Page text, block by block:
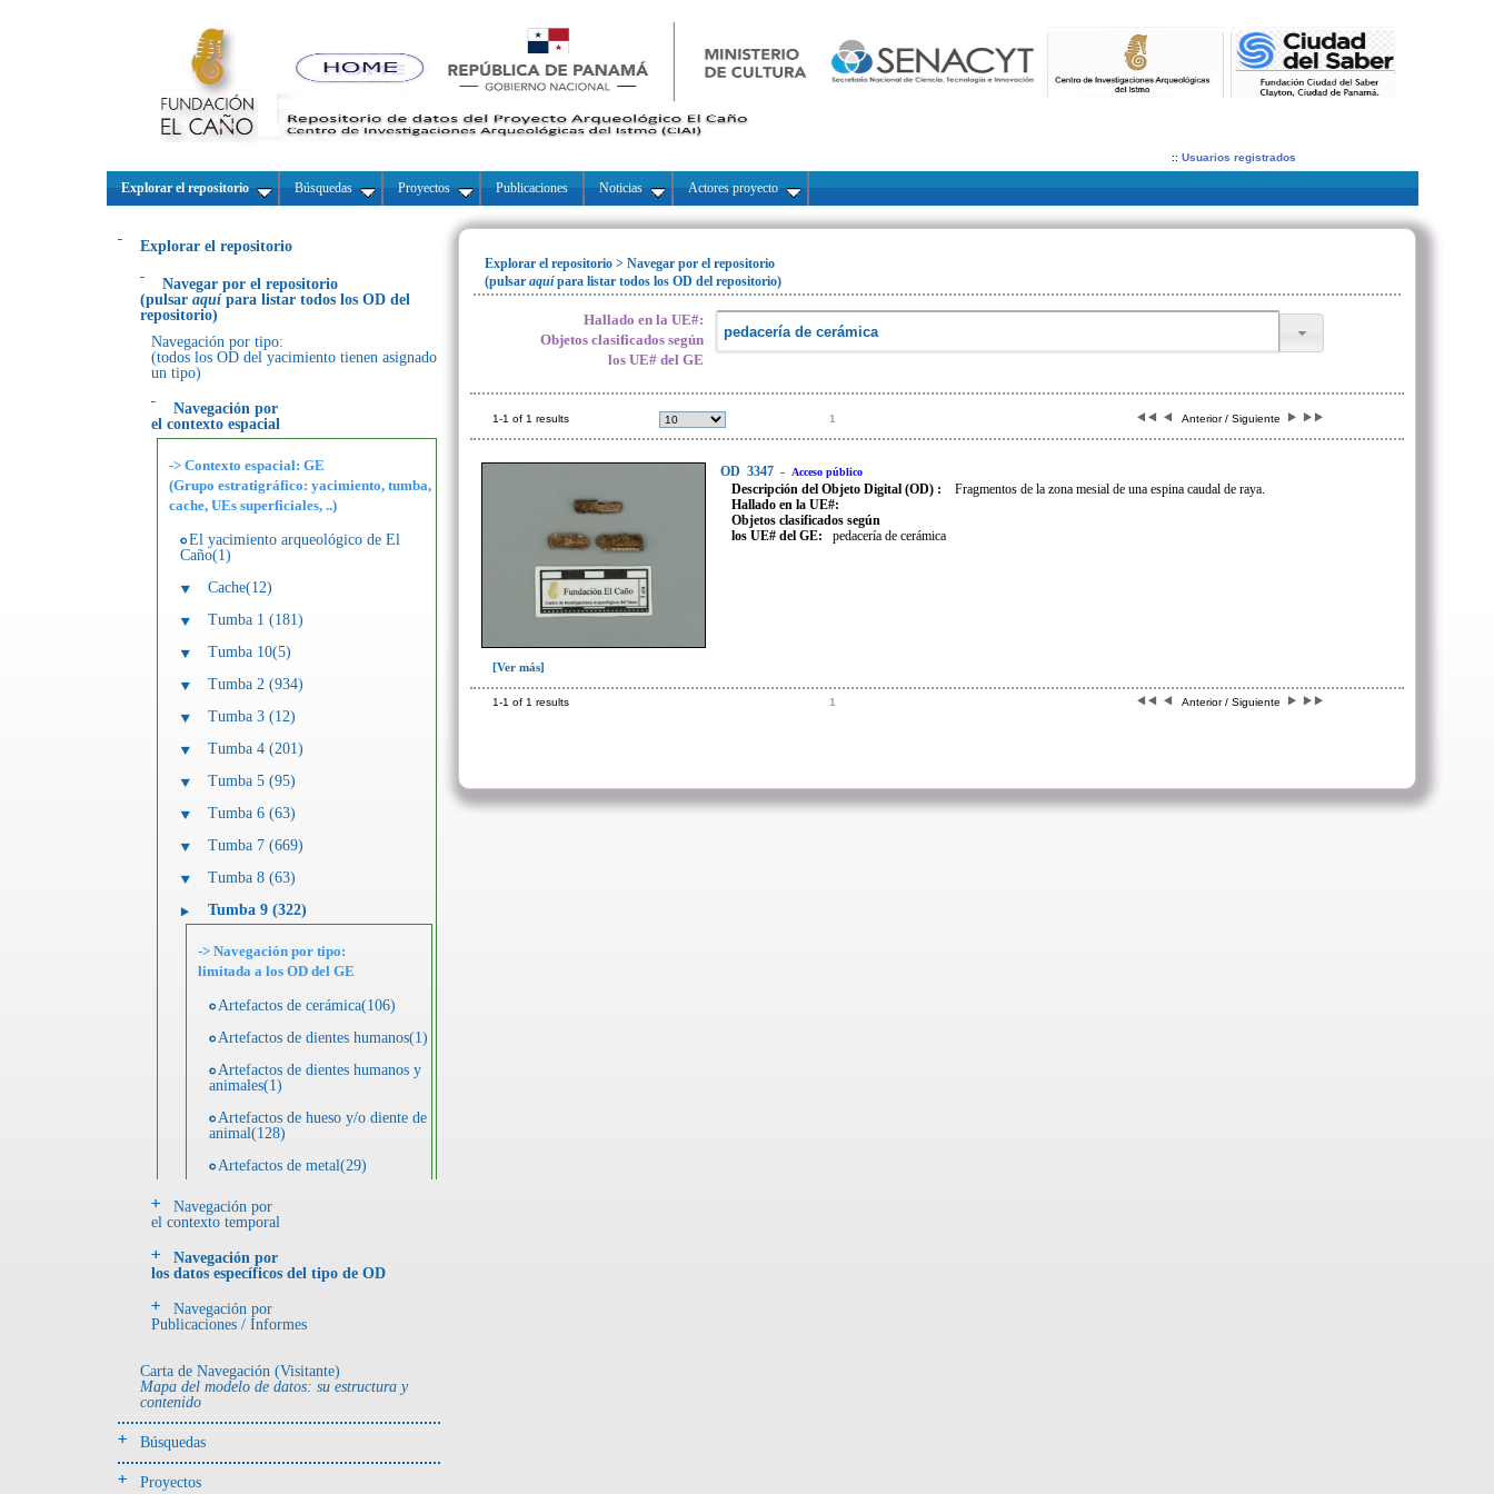
:: Usuarios registrados
Explorar el repositorio Búsquedas Proyectos Publicaciones Noticias Actores proyecto
Explorar el repositorio
Navegar por el repositorio
(pulsar aquí para listar todos los OD del
repositorio)
Navegación por tipo:
(todos los OD del yacimiento tienen asignado
un tipo)
Navegación por
el contexto espacial
-> Contexto espacial: GE
(Grupo estratigráfico: yacimiento, tumba,
cache, UEs superficiales, ..)
El yacimiento arqueológico de El
Caño(1)
Cache(12)
Tumba 1 (181)
Tumba 10(5)
Tumba 2 (934)
Tumba 3 (12)
Tumba 4 (201)
Tumba 5 (95)
Tumba 6 (63)
Tumba 7 (669)
Tumba 8 (63)
Tumba 9 (322)
-> Navegación por tipo:
limitada a los OD del GE
Artefactos de cerámica(106)
Artefactos de dientes humanos(1)
Artefactos de dientes humanos y
animales(1)
Artefactos de hueso y/o diente de
animal(128)
Artefactos de metal(29)
Artefactos de metal y hueso y/o
diente de animal(5)
Artefactos de piedra(6)
Ecofactos animales(1)
Registro de unidades
- UE# y tipo de UE
donde se halló el objeto
Navegación por
el contexto temporal
Navegación por
los datos específicos del tipo de OD
Navegación por
Publicaciones / Informes
Carta de Navegación (Visitante)
Mapa del modelo de datos: su estructura y
contenido
Búsquedas
Proyectos
Explorar el repositorio > Navegar por el repositorio
(pulsar aquípara listar todos los OD del repositorio)
Hallado en la UE#:
Objetos clasificados según
los UE# del GE
1-1 of 1 results 1 Anterior / Siguiente
OD 3347 - Acceso público
Descripción del Objeto Digital (OD) :
Fragmentos de la zona mesial de una espina caudal de raya.
Hallado en la UE#:
Objetos clasificados según
los UE# del GE:
pedacería de cerámica
[Ver más]
1-1 of 1 results 1 Anterior / Siguiente